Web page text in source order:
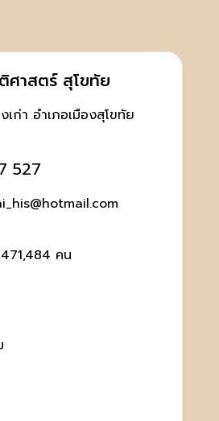
ศาสตร์ สุโขทัย
เก่า อำเภอเมืองสุโขทัย
527
คน